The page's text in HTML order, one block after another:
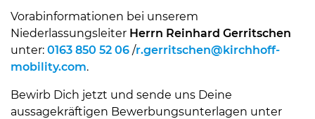
Vorabinformationen bei unserem
Niederlassungsleiter Herrn Reinhard Gerritschen
unter: 0163 850 52 06 /r.gerritschen@kirchhoff-
mobility.com.
Bewirb Dich jetzt und sende uns Deine
aussagekräftigen Bewerbungsunterlagen unter